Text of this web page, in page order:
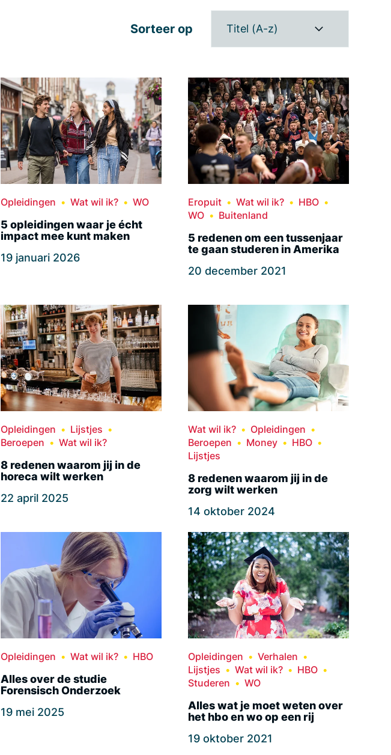
Sorteer op Titel (A-z)
Opleidingen Wat wil ik? WO
5 opleidingen waar je écht
impact mee kunt maken
19 januari 2026
Eropuit Wat wil ik?
HBO
WO
Buitenland
5 redenen om een tussenjaar
te gaan studeren in Amerika
20 december 2021
Opleidingen
Lijstjes
Beroepen
Wat wil ik?
8 redenen waarom jij in de
horeca wilt werken
22 april 2025
Wat wil ik?
Opleidingen
Beroepen
Money
HBO
Lijstjes
8 redenen waarom jij in de
zorg wilt werken
14 oktober 2024
Opleidingen Wat wil ik? HBO
Alles over de studie
Forensisch Onderzoek
19 mei 2025
Opleidingen
Verhalen
Lijstjes
Wat wil ik?
HBO
Studeren
WO
Alles wat je moet weten over
het hbo en wo op een rij
19 oktober 2021